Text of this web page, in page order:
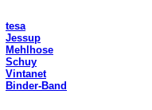
tesa
Jessup
Mehlhose
Schuy
Vintanet
Binder-Band